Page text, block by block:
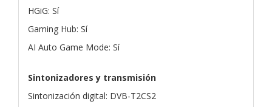
HGiG: Sí
Gaming Hub: Sí
AI Auto Game Mode: Sí
Sintonizadores y transmisión
Sintonización digital: DVB-T2CS2